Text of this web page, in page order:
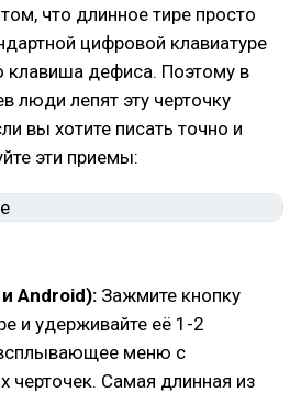
что длинное тире просто
цифровой клавиатуре
клавиша дефиса. Поэтому в
люди лепят эту черточку
вы хотите писать точно и
эти приемы:
Android): Зажмите кнопку
и удерживайте её 1-2
меню с
черточек. Самая длинная из